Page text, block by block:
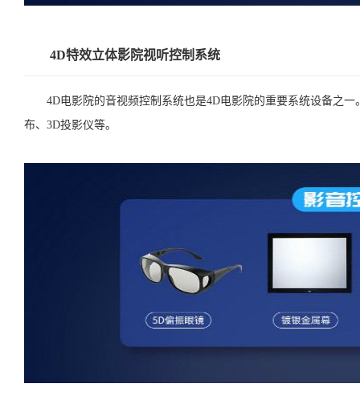
4D特效立体影院视听控制系统
4D电影院的音视频控制系统也是4D电影院的重要系统设备之一
布、3D投影仪等。